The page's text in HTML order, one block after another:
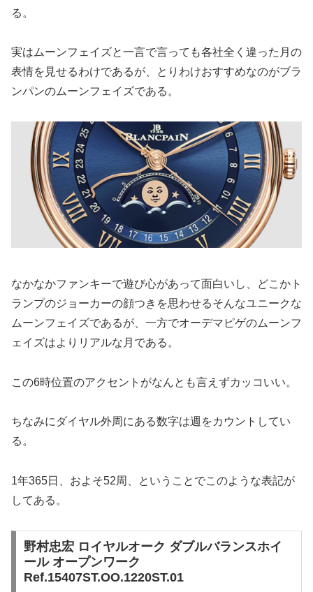
る。
実はムーンフェイズと一言で言っても各社全く違った月の
表情を見せるわけであるが、とりわけおすすめなのがブラ
ンパンのムーンフェイズである。
なかなかファンキーで遊び心があって面白いし、どこかト
ランプのジョーカーの顔つきを思わせるそんなユニークな
ムーンフェイズであるが、一方でオーデマピゲのムーンフ
ェイズはよりリアルな月である。
この6時位置のアクセントがなんとも言えずカッコいい。
ちなみにダイヤル外周にある数字は週をカウントしてい
る。
1年365日、およそ52周、ということでこのような表記が
してある。
野村忠宏 ロイヤルオーク ダブルバランスホイ
ール オープンワーク
Ref.15407ST.OO.1220ST.01